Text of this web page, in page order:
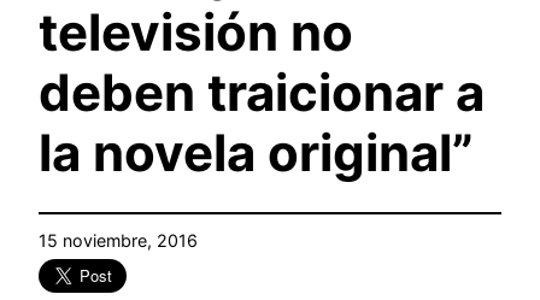
televisión no
deben traicionar a
la novela original”
15 noviembre, 2016